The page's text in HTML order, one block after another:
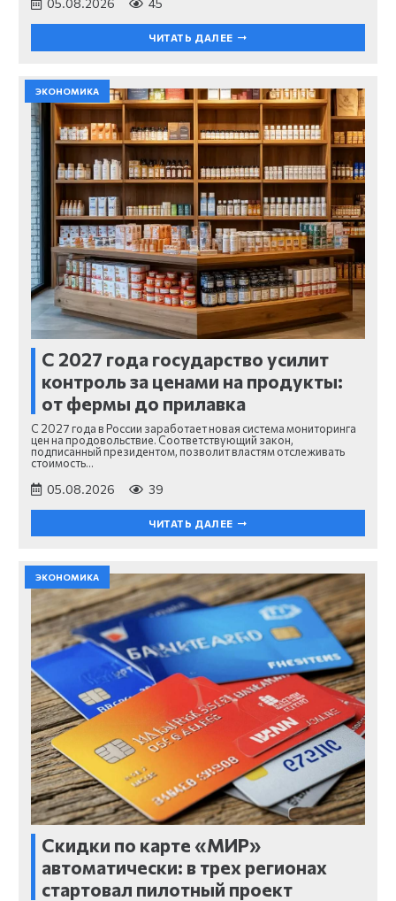
05.08.2026 45
ЧИТАТЬ ДАЛЕЕ
ЭКОНОМИКА
С 2027 года государство усилит
контроль за ценами на продукты:
от фермы до прилавка
С 2027 года в России заработает новая система мониторинга
цен на продовольствие. Соответствующий закон,
подписанный президентом, позволит властям отслеживать
стоимость…
05.08.2026 39
ЧИТАТЬ ДАЛЕЕ
ЭКОНОМИКА
Скидки по карте «МИР»
автоматически: в трех регионах
стартовал пилотный проект